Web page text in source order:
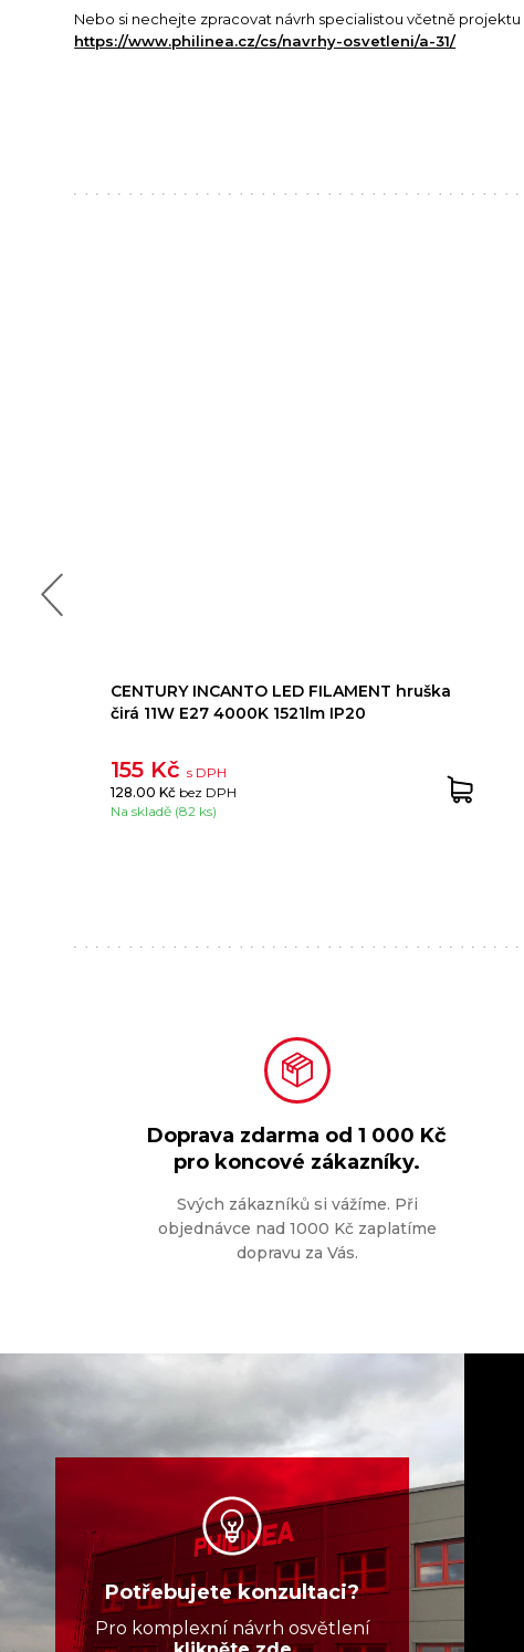
Nebo si nechejte zpracovat návrh specialistou včetně projektu
https://www.philinea.cz/cs/navrhy-osvetleni/a-31/
CENTURY INCANTO LED FILAMENT hruška
čirá 11W E27 4000K 1521lm IP20
155 Kčs DPH
128.00 Kč bez DPH
Na skladě (82 ks)
Doprava zdarma od1 000 Kč
pro koncové zákazníky.
Svých zákazníků si vážíme. Při
objednávce nad 1000 Kč zaplatíme
dopravu za Vás.
Potřebujete konzultaci?
Pro komplexní návrh osvětlení